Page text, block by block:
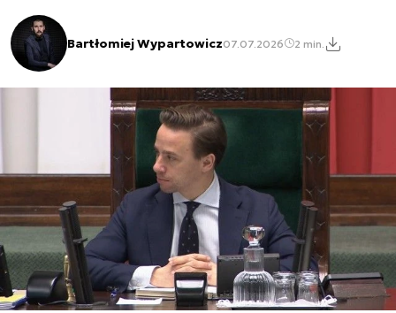
Bartłomiej Wypartowicz07.07.2026 2 min.